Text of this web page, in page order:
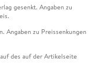
gesenkt. Angaben zu
Angaben zu Preissenkungen
des auf der Artikelseite